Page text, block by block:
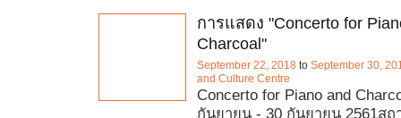
การแสดง "Concerto for
Charcoal"
September 22, 2018 to September 30,
and Culture Centre
Concerto for Piano and
กันยายน - 30 กันยายน 2561ส